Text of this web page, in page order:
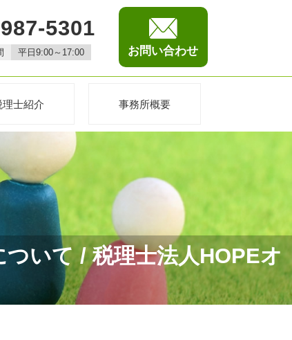
いて / 税理士法人HOPEオ
5301
平日9:00～17:00 お問い合わせ
理士紹介 事務所概要